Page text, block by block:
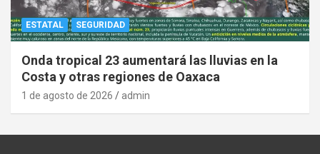
ESTATAL SEGURIDAD
Onda tropical 23 aumentará las lluvias en la
Costa y otras regiones de Oaxaca
1 de agosto de 2026 admin